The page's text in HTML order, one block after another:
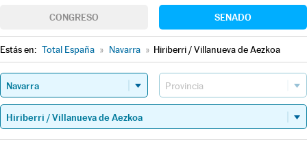
CONGRESO SENADO
Estás en: Total España » Navarra » Hiriberri / Villanueva de Aezkoa